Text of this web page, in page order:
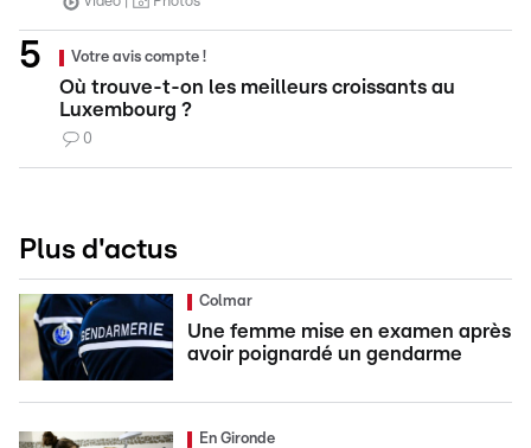
Votre avis compte !
Où trouve-t-on les meilleurs croissants au
Luxembourg ?
0
Plus d'actus
Colmar
Une femme mise en examen après
avoir poignardé un gendarme
En Gironde